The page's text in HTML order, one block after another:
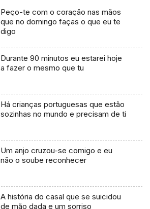
Peço-te com o coração nas mãos
que no domingo faças o que eu te
digo
Durante 90 minutos eu estarei hoje
a fazer o mesmo que tu
Há crianças portuguesas que estão
sozinhas no mundo e precisam de ti
Um anjo cruzou-se comigo e eu
não o soube reconhecer
A história do casal que se suicidou
de mão dada e um sorriso